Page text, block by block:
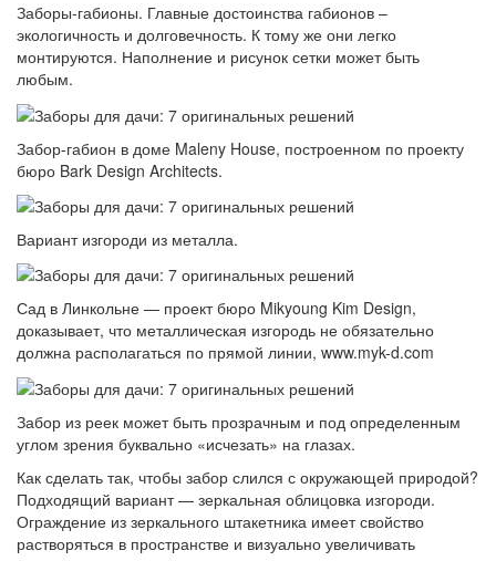
Заборы-габионы. Главные достоинства габионов –
экологичность и долговечность. К тому же они легко
монтируются. Наполнение и рисунок сетки может быть
любым.
Забор-габион в доме Maleny House, построенном по проекту
бюро Bark Design Architects.
Вариант изгороди из металла.
Сад в Линкольне — проект бюро Mikyoung Kim Design,
доказывает, что металлическая изгородь не обязательно
должна располагаться по прямой линии, www.myk-d.com
Забор из реек может быть прозрачным и под определенным
углом зрения буквально «исчезать» на глазах.
Как сделать так, чтобы забор слился с окружающей природой?
Подходящий вариант — зеркальная облицовка изгороди.
Ограждение из зеркального штакетника имеет свойство
растворяться в пространстве и визуально увеличивать